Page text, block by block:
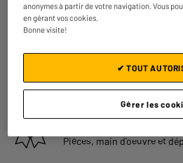
Garantie :2 ans
Pièces, main d'oeuvre et
anonymes à partir de votre navigation. Vous
en gérant vos cookies.
Bonne visite!
Gérer les
✔ TOUT